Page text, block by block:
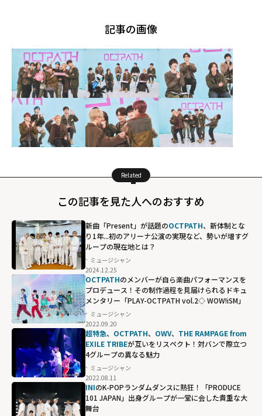
記事の画像
Related
この記事を見た人へのおすすめ
新曲「Present」が話題のOCTPATH、新体制とな
り1年...初のアリーナ公演の実現など、勢いが増すグ
ループの現在地とは？
ミュージシャン
2024.12.25
OCTPATHのメンバーが自ら楽曲パフォーマンスを
プロデュース！その制作過程を見届けられるドキュ
メンタリー「PLAY-OCTPATH vol.2◇ WOW!iSM」
ミュージシャン
2022.09.20
超特急、 OCTPATH、 OWV、 THE RAMPAGE from
EXILE TRIBEが互いをリスペクト！対バンで際立つ
4グループの異なる魅力
ミュージシャン
2022.08.11
INIのK-POPランダムダンスに熱狂！「PRODUCE
101 JAPAN」出身グループが一堂に会した貴重な大
舞台